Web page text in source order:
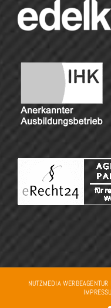
NUTZMEDIA